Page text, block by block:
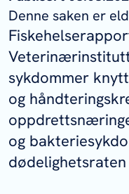
Denne saken er
sykdommer
og
og